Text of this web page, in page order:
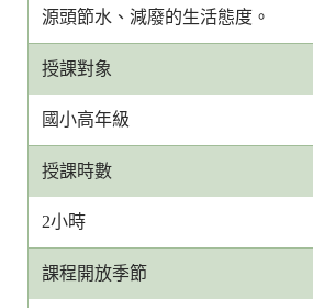
源頭節水、減廢的生活態度。
授課對象
國小高年級
授課時數
2小時
課程開放季節